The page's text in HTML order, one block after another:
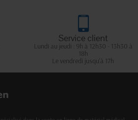
Service client
Lundi au jeudi : 9h à 12h30 - 13h30 à
18h
Le vendredi jusqu'à 17h